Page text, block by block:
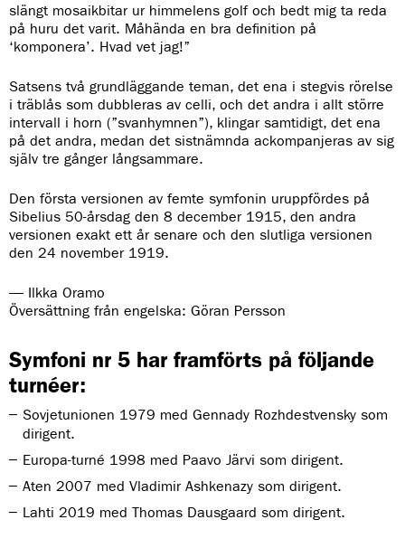
slängt mosaikbitar ur himmelens golf och bedt mig ta reda
på huru det varit. Måhända en bra definition på
‘komponera’. Hvad vet jag!”
Satsens två grundläggande teman, det ena i stegvis rörelse
i träblås som dubbleras av celli, och det andra i allt större
intervall i horn (”svanhymnen”), klingar samtidigt, det ena
på det andra, medan det sistnämnda ackompanjeras av sig
själv tre gånger långsammare.
Den första versionen av femte symfonin uruppfördes på
Sibelius 50-årsdag den 8 december 1915, den andra
versionen exakt ett år senare och den slutliga versionen
den 24 november 1919.
— Ilkka Oramo
Översättning från engelska: Göran Persson
Symfoni nr 5 har framförts på följande
turnéer:
Sovjetunionen 1979 med Gennady Rozhdestvensky som
dirigent.
Europa-turné 1998 med Paavo Järvi som dirigent.
Aten 2007 med Vladimir Ashkenazy som dirigent.
Lahti 2019 med Thomas Dausgaard som dirigent.